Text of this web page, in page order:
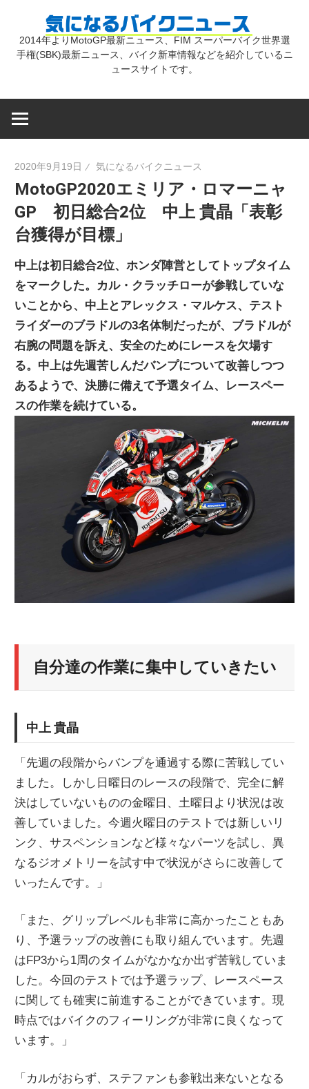
気
バ
ク
ニ
ュ
ー
2014年よりMotoGP最新ニュース、FIM スーパーバイク世界選
手権(SBK)最新ニュース、バイク新車情報などを紹介しているニ
ュースサイトです。
2020年9月19日 気になるバイクニュース
MotoGP2020エミリア・ロマーニャ
GP 初日総合2位 中上 貴晶「表彰
台獲得が目標」
中上は初日総合2位、ホンダ陣営としてトップタイム
をマークした。カル・クラッチローが参戦していな
いことから、中上とアレックス・マルケス、テスト
ライダーのブラドルの3名体制だったが、ブラドルが
右腕の問題を訴え、安全のためにレースを欠場す
る。中上は先週苦しんだバンプについて改善しつつ
あるようで、決勝に備えて予選タイム、レースペー
スの作業を続けている。
自分達の作業に集中していきたい
中上 貴晶
「先週の段階からバンプを通過する際に苦戦してい
ました。しかし日曜日のレースの段階で、完全に解
決はしていないものの金曜日、土曜日より状況は改
善していました。今週火曜日のテストでは新しいリ
ンク、サスペンションなど様々なパーツを試し、異
なるジオメトリーを試す中で状況がさらに改善して
いったんです。」
「また、グリップレベルも非常に高かったこともあ
り、予選ラップの改善にも取り組んでいます。先週
はFP3から1周のタイムがなかなか出ず苦戦していま
した。今回のテストでは予選ラップ、レースペース
に関しても確実に前進することができています。現
時点ではバイクのフィーリングが非常に良くなって
います。」
「カルがおらず、ステファンも参戦出来ないとなる